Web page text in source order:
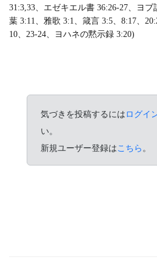
31:3,33、エゼキエル書 36:26-27、ヨ
葉 3:11、雅歌 3:1、箴言 3:5、8:17、
10、23-24、ヨハネの黙示録 3:20)
気づきを投稿するにはログイ
い。
新規ユーザー登録はこちら 。